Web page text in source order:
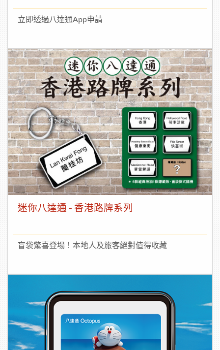
立即透過八達通App申請
迷你八達通 - 香港路牌系列
盲袋驚喜登場！本地人及旅客絕對值得收藏